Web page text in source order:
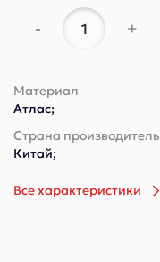
- +
Материал
Атлас;
Страна производитель
Китай;
Все характеристики